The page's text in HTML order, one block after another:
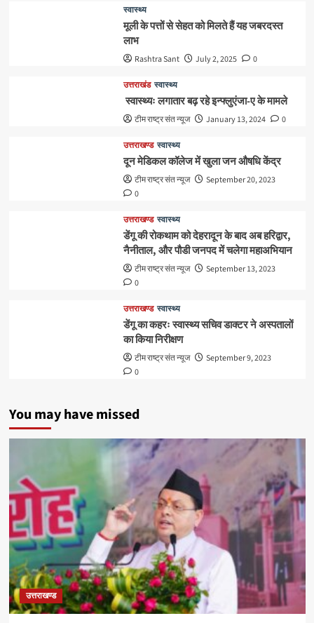
स्वास्थ्य
मूली के पत्तों से सेहत को मिलते हैं यह जबरदस्त
लाभ
Rashtra Sant July 2, 2025 0
उत्तराखंड स्वास्थ्य
स्वास्थ्यः लगातार बढ़ रहे इन्फ्लुएंजा-ए के मामले
टीम राष्ट्र संत न्यूज January 13, 2024 0
उत्तराखण्ड स्वास्थ्य
दून मेडिकल कॉलेज में खुला जन औषधि केंद्र
टीम राष्ट्र संत न्यूज
September 20, 2023
0
उत्तराखण्ड स्वास्थ्य
डेंगू की रोकथाम को देहरादून के बाद अब हरिद्वार,
नैनीताल, और पौडी जनपद में चलेगा महाअभियान
टीम राष्ट्र संत न्यूज
September 13, 2023
0
उत्तराखण्ड स्वास्थ्य
डेंगू का कहरः स्वास्थ्य सचिव डाक्टर ने अस्पतालों
का किया निरीक्षण
टीम राष्ट्र संत न्यूज
September 9, 2023
0
You may have missed
उत्तराखण्ड